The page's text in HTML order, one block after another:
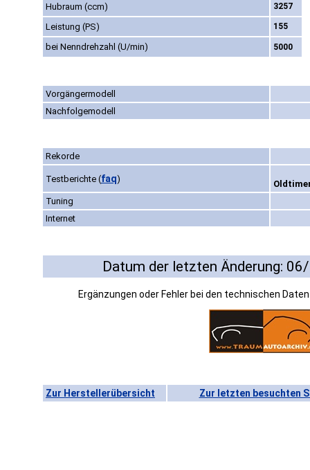
Hubraum (ccm) 3257
Leistung (PS) 155
bei Nenndrehzahl (U/min) 5000
Vorgängermodell
Nachfolgemodell
Rekorde
Testberichte (faq)
Tuning
Internet
Datum der letzten Änderung:
Ergänzungen oder Fehler bei den technischen
Zur Herstellerübersicht Zur letzten besuchten